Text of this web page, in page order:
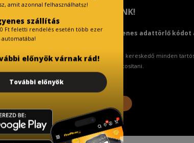
TISZTELT VÁSÁRLÓNK!
Fizetésnél kérje az ingyenes adattörlő
A Kormány döntése alapján a kereskedő minden
ingyenes adattörlő kódot biztosítani.
amit azonnal felhasználhatsz!
szállítás
Ft feletti rendelés esetén több ezer
automatába!
előnyök várnak rád!
További előnyök